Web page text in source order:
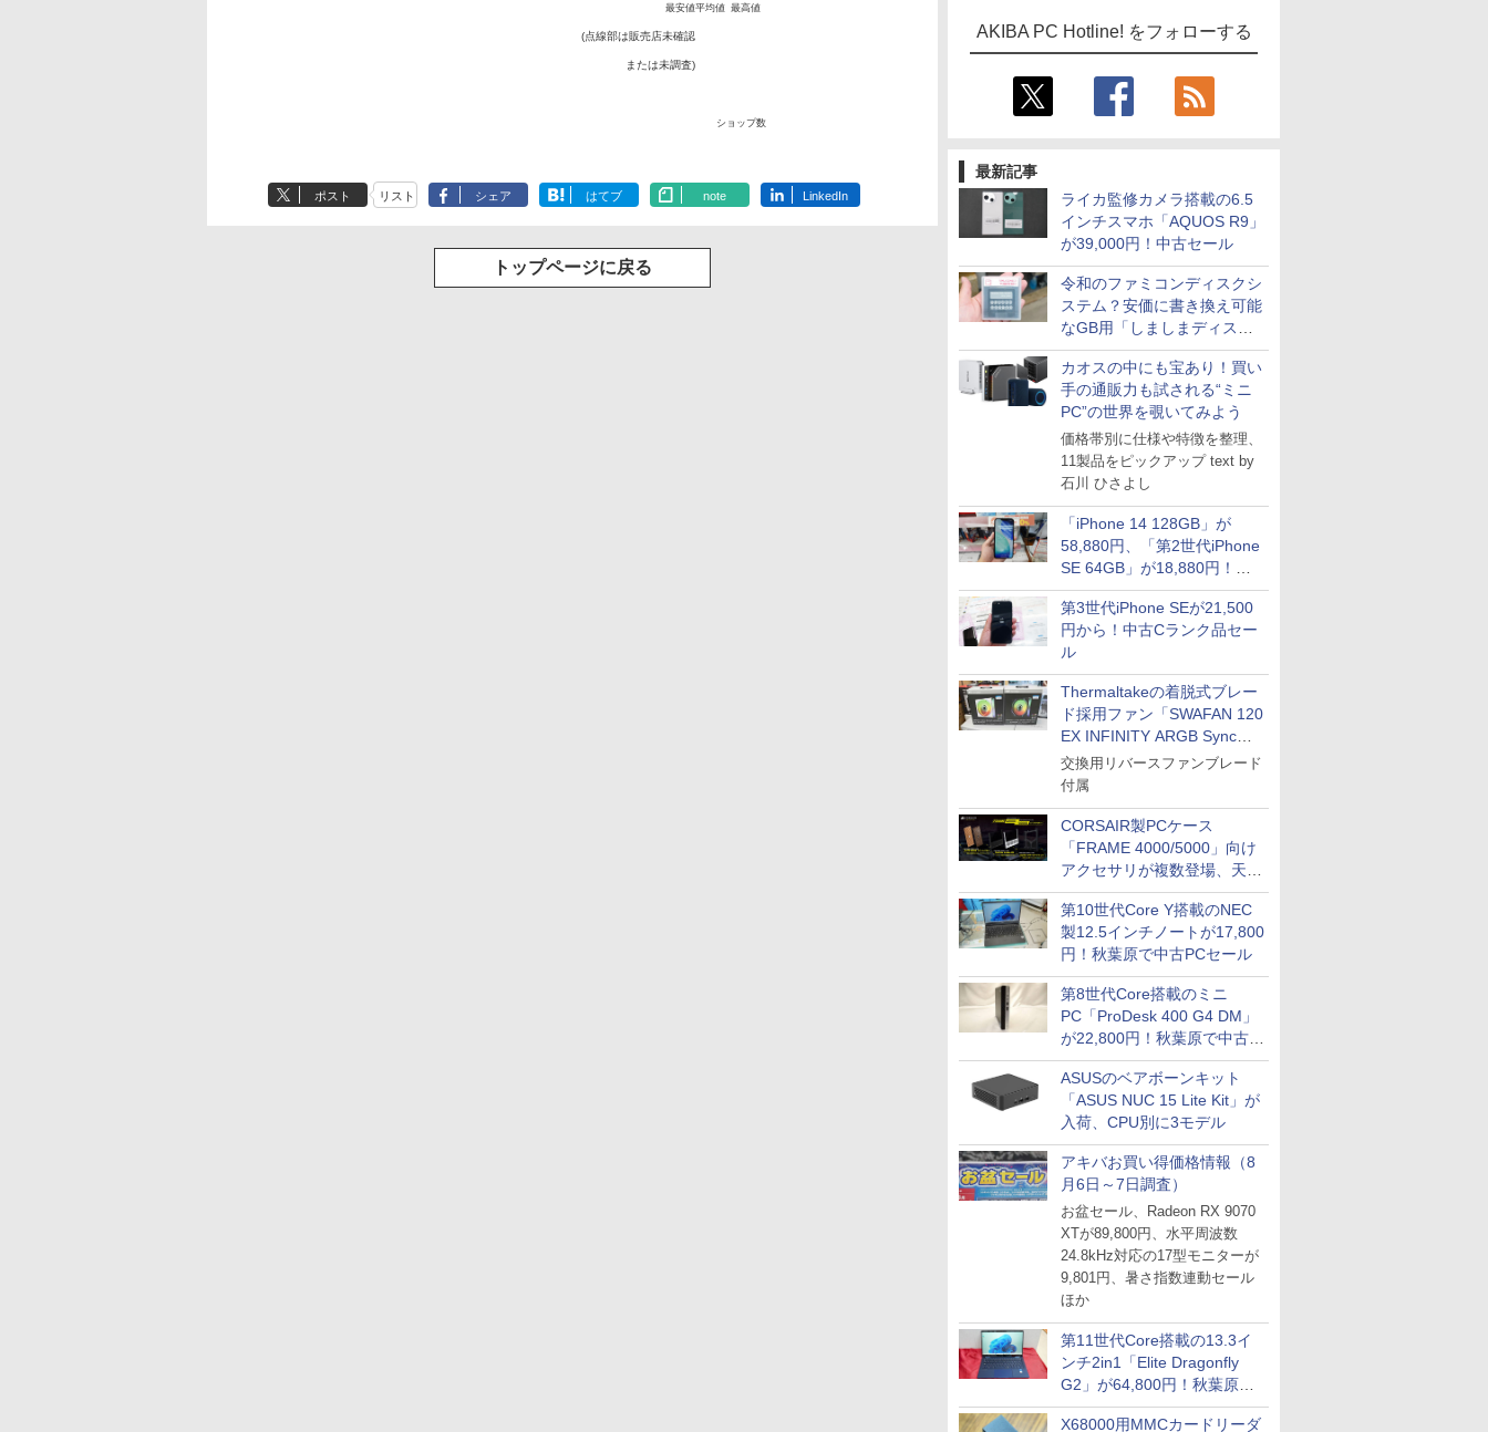
AKIBA PC Hotline! をフォローする
最新記事
ライカ監修カメラ搭載の6.5
インチスマホ「AQUOS R9」
が39,000円！中古セール
令和のファミコンディスクシ
ステム？安価に書き換え可能
なGB用「しましまディスク
システム」
カオスの中にも宝あり！買い
手の通販力も試される“ミニ
PC”の世界を覗いてみよう
価格帯別に仕様や特徴を整理、
11製品をピックアップ text by
石川 ひさよし
「iPhone 14 128GB」が
58,880円、「第2世代iPhone
SE 64GB」が18,880円！中
古Bランク品セール
第3世代iPhone SEが21,500
円から！中古Cランク品セー
ル
Thermaltakeの着脱式ブレー
ド採用ファン「SWAFAN 120
EX INFINITY ARGB Sync」
に単品パッケージ
交換用リバースファンブレード
付属
CORSAIR製PCケース
「FRAME 4000/5000」向け
アクセサリが複数登場、天然
木製パネルや背面コネクタ対
応トレイなど
第10世代Core Y搭載のNEC
製12.5インチノートが17,800
円！秋葉原で中古PCセール
第8世代Core搭載のミニ
PC「ProDesk 400 G4 DM」
が22,800円！秋葉原で中古
PCセール
ASUSのベアボーンキット
「ASUS NUC 15 Lite Kit」が
入荷、CPU別に3モデル
アキバお買い得価格情報（8
月6日～7日調査）
お盆セール、Radeon RX 9070
XTが89,800円、水平周波数
24.8kHz対応の17型モニターが
9,801円、暑さ指数連動セール
ほか
第11世代Core搭載の13.3イ
ンチ2in1「Elite Dragonfly
G2」が64,800円！秋葉原で
中古PCセール
X68000用MMCカードリーダ
最安値
(点線部は販売店未確認
または未調査)
平均値 最高値
ショップ数
ポスト リスト シェア はてブ note LinkedIn
トップページに戻る